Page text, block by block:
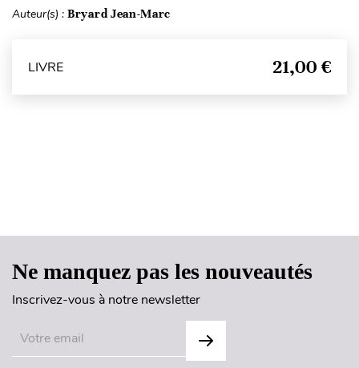
Auteur(s) : Bryard Jean-Marc
LIVRE 21,00 €
Ne manquez pas les nouveautés
Inscrivez-vous à notre newsletter